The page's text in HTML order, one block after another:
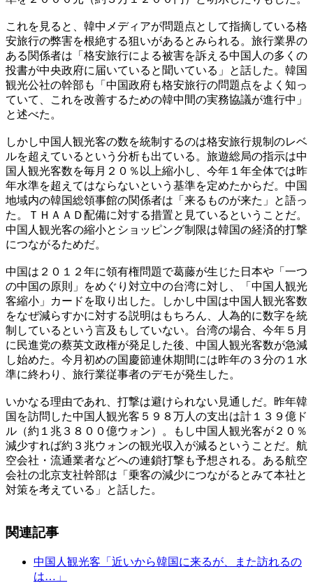
これを見ると、韓中メディアが問題点として指摘している格
安旅行の弊害を根絶する狙いがあるとみられる。旅行業界の
ある関係者は「格安旅行による被害を訴える中国人の多くの
投書が中央政府に届いていると聞いている」と話した。韓国
観光公社の幹部も「中国政府も格安旅行の問題点をよく知っ
ていて、これを改善するための韓中間の実務協議が進行中」
と述べた。
しかし中国人観光客の数を統制するのは格安旅行規制のレベ
ルを超えているという分析も出ている。旅遊総局の指示は中
国人観光客数を毎月２０％以上縮小し、今年１年全体では昨
年水準を超えてはならないという基準を定めたからだ。中国
地域内の韓国総領事館の関係者は「来るものが来た」と語っ
た。ＴＨＡＡＤ配備に対する措置と見ているということだ。
中国人観光客の縮小とショッピング制限は韓国の経済的打撃
につながるためだ。
中国は２０１２年に領有権問題で葛藤が生じた日本や「一つ
の中国の原則」をめぐり対立中の台湾に対し、「中国人観光
客縮小」カードを取り出した。しかし中国は中国人観光客数
をなぜ減らすかに対する説明はもちろん、人為的に数字を統
制しているという言及もしていない。台湾の場合、今年５月
に民進党の蔡英文政権が発足した後、中国人観光客数が急減
し始めた。今月初めの国慶節連休期間には昨年の３分の１水
準に終わり、旅行業従事者のデモが発生した。
いかなる理由であれ、打撃は避けられない見通しだ。昨年韓
国を訪問した中国人観光客５９８万人の支出は計１３９億ド
ル（約１兆３８００億ウォン）。もし中国人観光客が２０％
減少すれば約３兆ウォンの観光収入が減るということだ。航
空会社・流通業者などへの連鎖打撃も予想される。ある航空
会社の北京支社幹部は「乗客の減少につながるとみて本社と
対策を考えている」と話した。
関連記事
中国人観光客「近いから韓国に来るが、また訪れるの
は…」